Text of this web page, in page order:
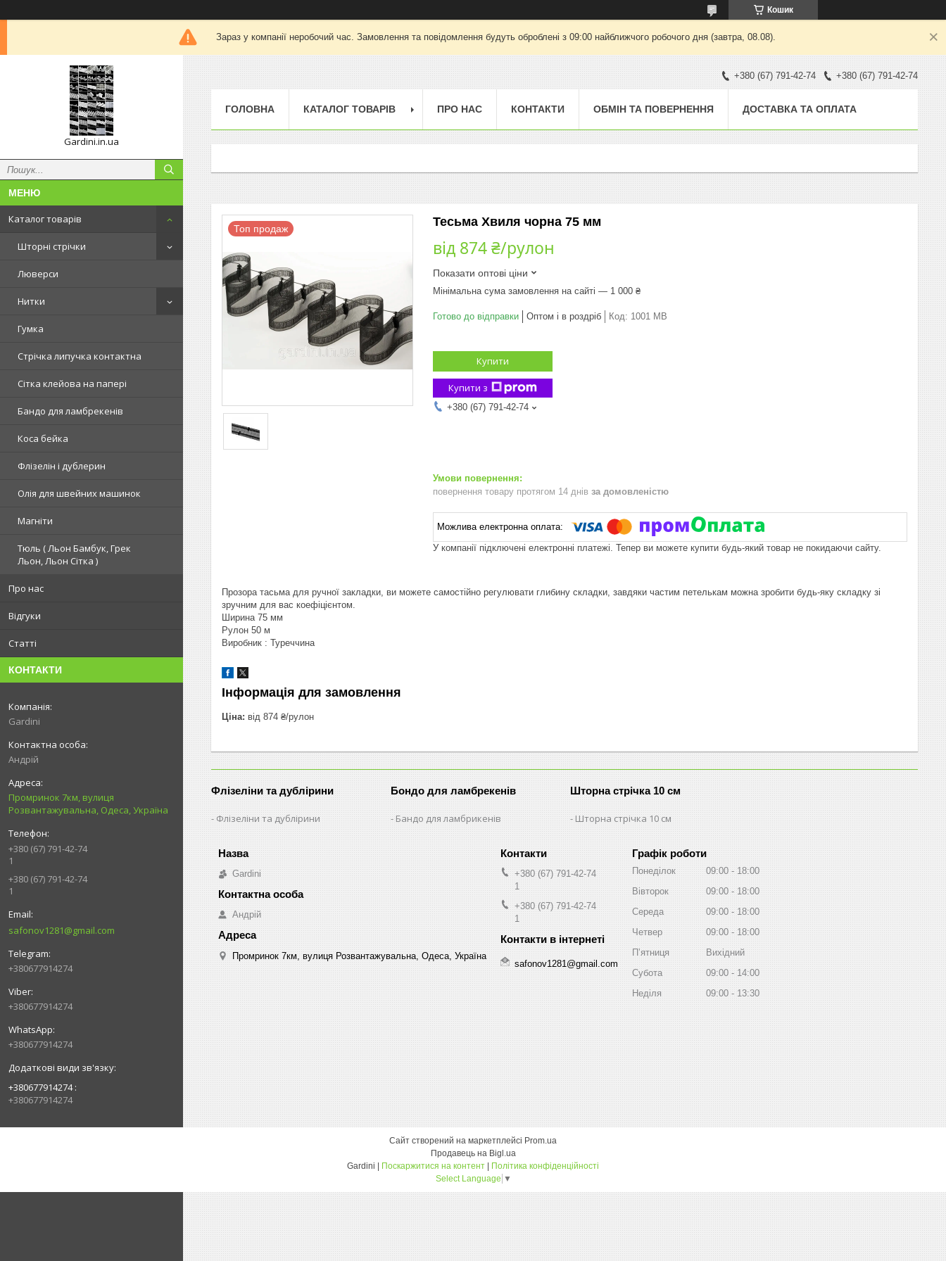
Кошик
Зараз у компанії неробочий час. Замовлення та повідомлення будуть оброблені з 09:00 найближчого робочого дня (завтра, 08.08).
Gardini.in.ua
Каталог товарів
Шторні стрічки
Люверси
Нитки
Гумка
Стрічка липучка контактна
Сітка клейова на папері
Бандо для ламбрекенів
Коса бейка
Флізелін і дублерин
Олія для швейних машинок
Магніти
Тюль ( Льон Бамбук, Грек
Льон, Льон Сітка )
Про нас
Відгуки
Статті
КОНТАКТИ
Gardini
Андрій
Промринок 7км, вулиця
Розвантажувальна, Одеса, Україна
+380 (67) 791-42-74
1
+380 (67) 791-42-74
1
safonov1281@gmail.com
+380677914274
+380677914274
+380677914274
+380677914274
+380677914274
+380 (67) 791-42-74 +380 (67) 791-42-74
ГОЛОВНА КАТАЛОГ ТОВАРІВ ПРО НАС КОНТАКТИ ОБМІН ТА ПОВЕРНЕННЯ ДОСТАВКА ТА ОПЛАТА
Топ продаж Тесьма Хвиля чорна 75 мм
від 874 ₴/рулон
Показати оптові ціни
Мінімальна сума замовлення на сайті — 1 000 ₴
Готово до відправки Оптом і в роздріб Код: 1001 МВ
Купити
Купити з
+380 (67) 791-42-74
повернення товару протягом 14 днів за домовленістю
У компанії підключені електронні платежі. Тепер ви можете купити будь-який товар не покидаючи сайту.
Прозора тасьма для ручної закладки, ви можете самостійно регулювати глибину складки, завдяки частим петелькам можна зробити будь-яку складку зі
зручним для вас коефіцієнтом.
Ширина 75 мм
Рулон 50 м
Виробник : Туреччина
Інформація для замовлення
Ціна: від 874 ₴/рулон
Флізеліни та дублірини
Флізеліни та дублірини
Бондо для ламбрекенів
Бандо для ламбрикенів
Шторна стрічка 10 см
Шторна стрічка 10 см
Gardini
Андрій
Промринок 7км, вулиця Розвантажувальна, Одеса, Україна
+380 (67) 791-42-74
1
+380 (67) 791-42-74
1
safonov1281@gmail.com
Графік роботи
Понеділок 09:00
18:00
Вівторок
09:00
18:00
Середа
09:00
18:00
Четвер
09:00
18:00
Пʼятниця
Вихідний
Субота
09:00
14:00
Неділя
09:00 13:30
Сайт створений на маркетплейсі Prom.ua
Продавець на Bigl.ua
Gardini | Поскаржитися на контент | Політика конфіденційності
Select Language ▼